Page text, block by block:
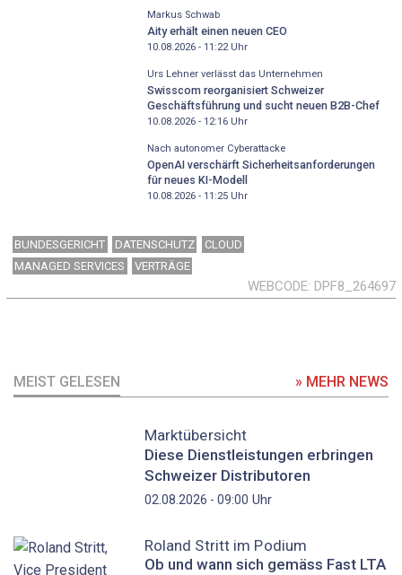
Markus Schwab
Aity erhält einen neuen CEO
10.08.2026 - 11:22Uhr
Urs Lehner verlässt das Unternehmen
Swisscom reorganisiert Schweizer
Geschäftsführung und sucht neuen B2B-Chef
10.08.2026 - 12:16Uhr
Nach autonomer Cyberattacke
OpenAI verschärft Sicherheitsanforderungen
für neues KI-Modell
10.08.2026 - 11:25Uhr
BUNDESGERICHT DATENSCHUTZ
CLOUD
MANAGED SERVICES
VERTRÄGE
WEBCODE DPF8_264697
MEIST GELESEN » MEHR NEWS
Marktübersicht
Diese Dienstleistungen erbringen
Schweizer Distributoren
02.08.2026 - 09:00 Uhr
Roland Stritt im Podium
Ob und wann sich gemäss Fast LTA